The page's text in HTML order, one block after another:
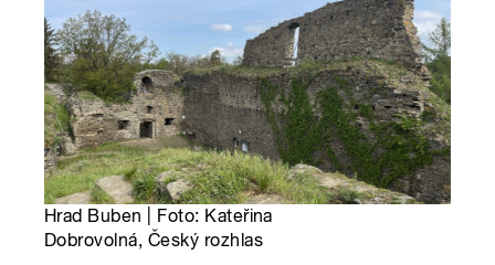
Hrad Buben | Foto: Kateřina
Dobrovolná, Český rozhlas